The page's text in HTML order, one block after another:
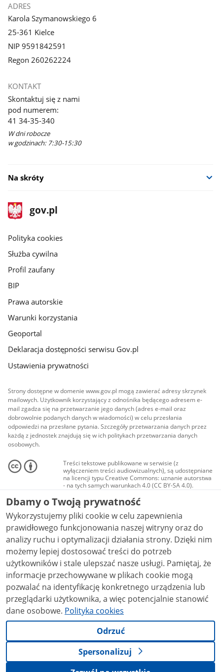
ADRES
Karola Szymanowskiego 6
25-361 Kielce
NIP 9591842591
Regon 260262224
KONTAKT
Skontaktuj się z nami
pod numerem:
41 34-35-340
W dni robocze
w godzinach: 7:30-15:30
Na skróty
stopka
gov.pl
Strona
gov.pl
gov.pl
Polityka cookies
Służba cywilna
Profil zaufany
BIP
Prawa autorskie
Warunki korzystania
Geoportal
Deklaracja dostępności serwisu Gov.pl
Ustawienia prywatności
Strony dostępne w domenie www.gov.pl mogą zawierać adresy skrzynek
mailowych. Użytkownik korzystający z odnośnika będącego adresem e-
mail zgadza się na przetwarzanie jego danych (adres e-mail oraz
dobrowolnie podanych danych w wiadomości) w celu przesłania
odpowiedzi na przesłane pytania. Szczegóły przetwarzania danych przez
każdą z jednostek znajdują się w ich politykach przetwarzania danych
osobowych.
Treści tekstowe publikowane w serwisie (z
wyłączeniem treści audiowizualnych), są udostępniane
na licencji typu Creative Commons: uznanie autorstwa
- na tych samych warunkach 4.0 (CC BY-SA 4.0).
Materiały audiowizualne, w tym zdjęcia, materiały
audio i wideo, są udostępniane na licencji typu
Creative Commons: uznanie autorstwa użycie
niekomercyjne - bez utworów zależnych 4.0 (CC BY-
NC-ND 4.0), o ile nie jest to stwierdzone inaczej.
Dbamy o Twoją prywatność
Wykorzystujemy pliki cookie w celu zapewnienia
prawidłowego funkcjonowania naszej witryny oraz do
analizy ruchu i optymalizacji działania strony. Dzięki nim
możemy lepiej dostosować treści do potrzeb
użytkowników i stale ulepszać nasze usługi. Pamiętaj, że
informacje przechowywane w plikach cookie mogą
pozwalać na identyfikację konkretnego urządzenia lub
przeglądarki użytkownika, a więc potencjalnie stanowić
dane osobowe. Polityka cookies
Odrzuć
Spersonalizuj